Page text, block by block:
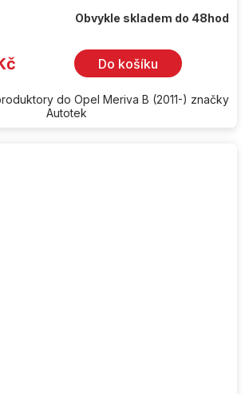
Obvykle skladem do 48hod
Do košíku
do Opel Meriva B (2011-) značky
Autotek